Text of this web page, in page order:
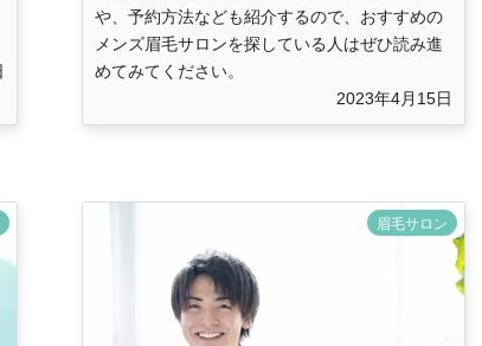
や、予約方法なども紹介するので、おすすめの
メンズ眉毛サロンを探している人はぜひ読み進
めてみてください。
2023年4月15日
眉毛サロン